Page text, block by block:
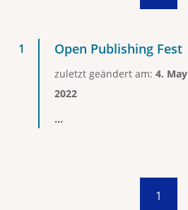
Open Publishing Fest
zuletzt geändert am: 4. May
2022
...
1